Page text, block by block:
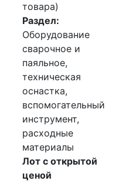
товара)
Раздел:
Оборудование
сварочное и
паяльное,
техническая
оснастка,
вспомогательный
инструмент,
расходные
материалы
Лот с открытой
ценой